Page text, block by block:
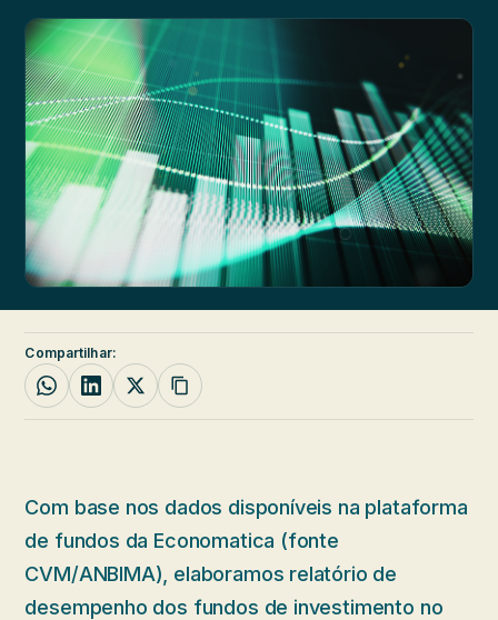
Compartilhar:
Com base nos dados disponíveis na plataforma
de fundos da Economatica (fonte
CVM/ANBIMA), elaboramos relatório de
desempenho dos fundos de investimento no